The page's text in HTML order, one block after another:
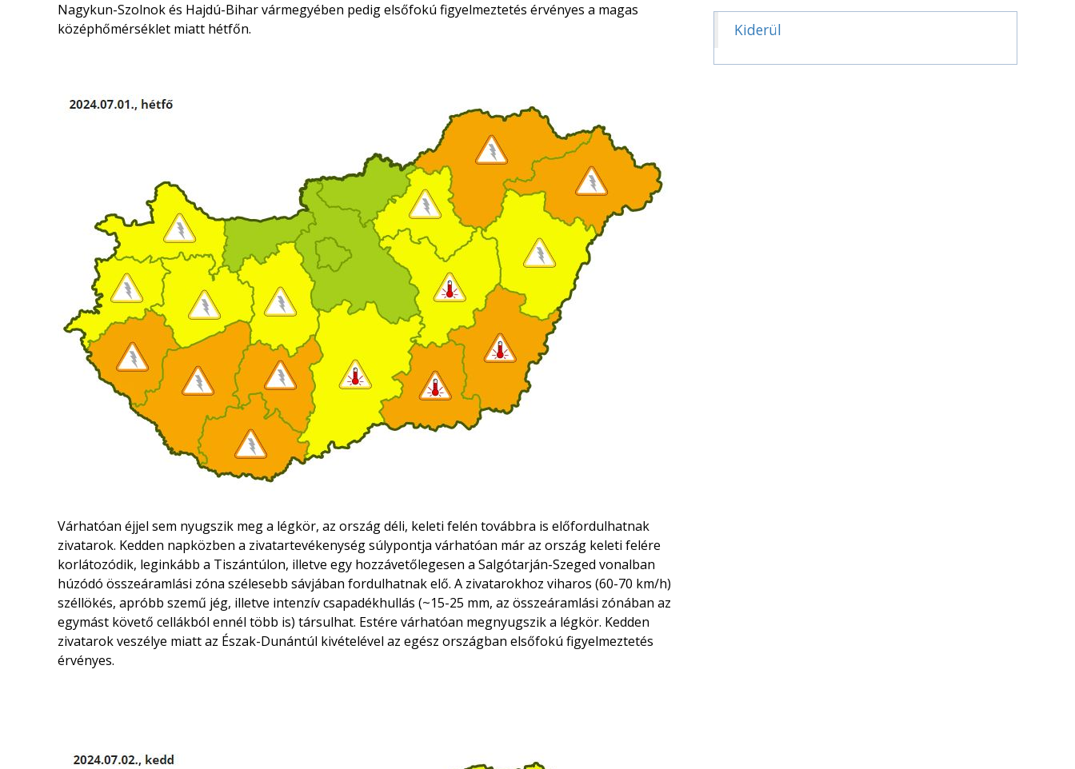
Nagykun-Szolnok és Hajdú-Bihar vármegyében pedig elsőfokú figyelmeztetés érvényes a magas
középhőmérséklet miatt hétfőn.
Várhatóan éjjel sem nyugszik meg a légkör, az ország déli, keleti felén továbbra is előfordulhatnak
zivatarok. Kedden napközben a zivatartevékenység súlypontja várhatóan már az ország keleti felére
korlátozódik, leginkább a Tiszántúlon, illetve egy hozzávetőlegesen a Salgótarján-Szeged vonalban
húzódó összeáramlási zóna szélesebb sávjában fordulhatnak elő. A zivatarokhoz viharos (60-70 km/h)
széllökés, apróbb szemű jég, illetve intenzív csapadékhullás (~15-25 mm, az összeáramlási zónában az
egymást követő cellákból ennél több is) társulhat. Estére várhatóan megnyugszik a légkör. Kedden
zivatarok veszélye miatt az Észak-Dunántúl kivételével az egész országban elsőfokú figyelmeztetés
érvényes.
Kiderül